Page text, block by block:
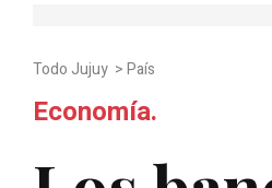
Todo Jujuy >País
Economía.